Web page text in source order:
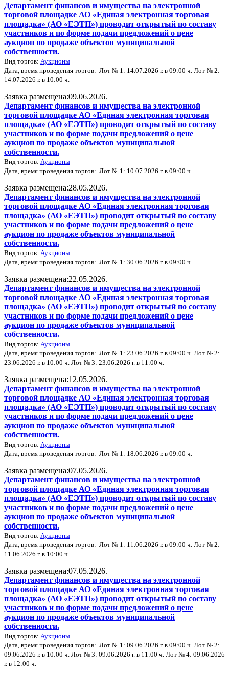
Департамент финансов и имущества на электронной
торговой площадке АО «Единая электронная торговая
площадка» (АО «ЕЭТП») проводит открытый по составу
участников и по форме подачи предложений о цене
аукцион по продаже объектов муниципальной
собственности.
Вид торгов: Аукционы
Дата, время проведения торгов: Лот № 1: 14.07.2026 г. в 09:00 ч. Лот № 2:
14.07.2026 г. в 10:00 ч.
Заявка размещена:09.06.2026.
Департамент финансов и имущества на электронной
торговой площадке АО «Единая электронная торговая
площадка» (АО «ЕЭТП») проводит открытый по составу
участников и по форме подачи предложений о цене
аукцион по продаже объектов муниципальной
собственности.
Вид торгов: Аукционы
Дата, время проведения торгов: Лот № 1: 10.07.2026 г. в 09:00 ч.
Заявка размещена:28.05.2026.
Департамент финансов и имущества на электронной
торговой площадке АО «Единая электронная торговая
площадка» (АО «ЕЭТП») проводит открытый по составу
участников и по форме подачи предложений о цене
аукцион по продаже объектов муниципальной
собственности.
Вид торгов: Аукционы
Дата, время проведения торгов: Лот № 1: 30.06.2026 г. в 09:00 ч.
Заявка размещена:22.05.2026.
Департамент финансов и имущества на электронной
торговой площадке АО «Единая электронная торговая
площадка» (АО «ЕЭТП») проводит открытый по составу
участников и по форме подачи предложений о цене
аукцион по продаже объектов муниципальной
собственности.
Вид торгов: Аукционы
Дата, время проведения торгов: Лот № 1: 23.06.2026 г. в 09:00 ч. Лот № 2:
23.06.2026 г. в 10:00 ч. Лот № 3: 23.06.2026 г. в 11:00 ч.
Заявка размещена:12.05.2026.
Департамент финансов и имущества на электронной
торговой площадке АО «Единая электронная торговая
площадка» (АО «ЕЭТП») проводит открытый по составу
участников и по форме подачи предложений о цене
аукцион по продаже объектов муниципальной
собственности.
Вид торгов: Аукционы
Дата, время проведения торгов: Лот № 1: 18.06.2026 г. в 09:00 ч.
Заявка размещена:07.05.2026.
Департамент финансов и имущества на электронной
торговой площадке АО «Единая электронная торговая
площадка» (АО «ЕЭТП») проводит открытый по составу
участников и по форме подачи предложений о цене
аукцион по продаже объектов муниципальной
собственности.
Вид торгов: Аукционы
Дата, время проведения торгов: Лот № 1: 11.06.2026 г. в 09:00 ч. Лот № 2:
11.06.2026 г. в 10:00 ч.
Заявка размещена:07.05.2026.
Департамент финансов и имущества на электронной
торговой площадке АО «Единая электронная торговая
площадка» (АО «ЕЭТП») проводит открытый по составу
участников и по форме подачи предложений о цене
аукцион по продаже объектов муниципальной
собственности.
Вид торгов: Аукционы
Дата, время проведения торгов: Лот № 1: 09.06.2026 г. в 09:00 ч. Лот № 2:
09.06.2026 г. в 10:00 ч. Лот № 3: 09.06.2026 г. в 11:00 ч. Лот № 4: 09.06.2026
г. в 12:00 ч.